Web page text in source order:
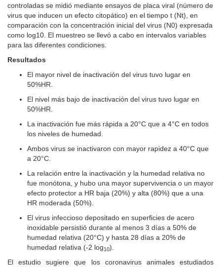
controladas se midió mediante ensayos de placa viral (número de
virus que inducen un efecto citopático) en el tiempo t (Nt), en
comparación con la concentración inicial del virus (N0) expresada
como log10. El muestreo se llevó a cabo en intervalos variables
para las diferentes condiciones.
Resultados
El mayor nivel de inactivación del virus tuvo lugar en
50%HR.
El nivel más bajo de inactivación del virus tuvo lugar en
50%HR.
La inactivación fue más rápida a 20°C que a 4°C en todos
los niveles de humedad.
Ambos virus se inactivaron con mayor rapidez a 40°C que
a 20°C.
La relación entre la inactivación y la humedad relativa no
fue monótona, y hubo una mayor supervivencia o un mayor
efecto protector a HR baja (20%) y alta (80%) que a una
HR moderada (50%).
El virus infeccioso depositado en superficies de acero
inoxidable persistió durante al menos 3 días a 50% de
humedad relativa (20°C) y hasta 28 días a 20% de
humedad relativa (-2 log10).
El estudio sugiere que los coronavirus animales estudiados